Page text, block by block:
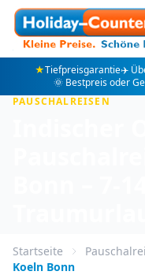
★Tiefpreisgarantie✈️
🌞 Bestpreis oder
PAUSCHALREISEN
Startseite
Koeln Bonn